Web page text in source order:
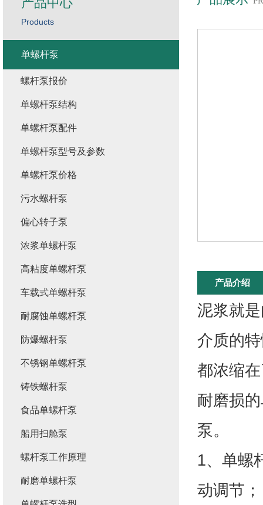
产品介绍
泥浆就
介质的
都浓缩
耐磨损
泵。
1、单螺
动调节；
Products
单螺杆泵
螺杆泵报价
单螺杆泵结构
单螺杆泵配件
单螺杆泵型号及参数
单螺杆泵价格
污水螺杆泵
偏心转子泵
浓浆单螺杆泵
高粘度单螺杆泵
车载式单螺杆泵
耐腐蚀单螺杆泵
防爆螺杆泵
不锈钢单螺杆泵
铸铁螺杆泵
食品单螺杆泵
船用扫舱泵
螺杆泵工作原理
耐磨单螺杆泵